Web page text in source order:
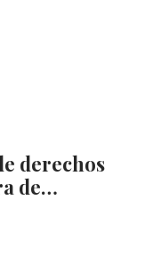
derechos
de…